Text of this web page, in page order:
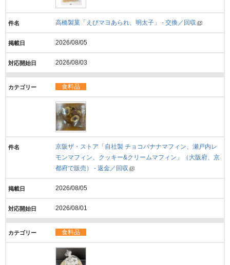
高橋製菓「えびマヨあられ、明太子」 - 交換／回収
2026/08/05
2026/08/03
食料品
京阪ザ・ストア「自社製 チョコバナナマフィン、瀬戸内レ
モンマフィン、クッキー&クリームマフィン」（大阪府、京
都府で販売） - 返金／回収
2026/08/05
2026/08/01
食料品